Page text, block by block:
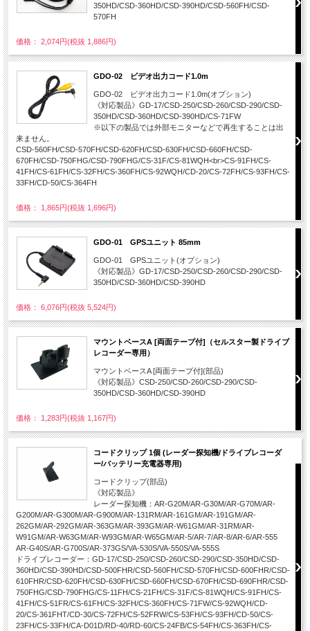
350HD/CSD-360HD/CSD-390HD/CSD-560FH/CSD-
570FH
価格： 2,074円(税抜 1,886円)
GDO-02 ビデオ出力コード1.0m
GDO-02 ビデオ出力コード1.0m(オプション)
《対応製品》GD-17/CSD-250/CSD-260/CSD-290/CSD-
350HD/CSD-360HD/CSD-390HD/CS-71FW
※以下の製品では外部モニターなどで再生することは出
来ません。
CSD-560FH/CSD-570FH/CSD-620FH/CSD-630FH/CSD-660FH/CSD-
670FH/CSD-750FHG/CSD-790FHG/CS-31F/CS-81WQH<br>CS-91FH/CS-
41FH/CS-61FH/CS-32FH/CS-360FH/CS-92WQH/CD-20/CS-72FH/CS-93FH/CS-
33FH/CD-50/CS-364FH
価格： 1,865円(税抜 1,696円)
GDO-01 GPSユニット 85mm
GDO-01 GPSユニット(オプション)
《対応製品》GD-17/CSD-250/CSD-260/CSD-290/CSD-
350HD/CSD-360HD/CSD-390HD
価格： 6,076円(税抜 5,524円)
マウントベースA [両面テープ付]（セルスター製ドライブ
レコーダー専用）
マウントベースA [両面テープ付](部品)
《対応製品》CSD-250/CSD-260/CSD-290/CSD-
350HD/CSD-360HD/CSD-390HD
価格： 1,283円(税抜 1,167円)
コードクリップ 1個 (レーダー探知機/ドライブレコーダ
ー/バッテリー充電器専用)
コードクリップ(部品)
《対応製品》
レーダー探知機：AR-G20M/AR-G30M/AR-G70M/AR-
G200M/AR-G300M/AR-G900M/AR-131RM/AR-161GM/AR-191GM/AR-
262GM/AR-292GM/AR-363GM/AR-393GM/AR-W61GM/AR-31RM/AR-
W91GM/AR-W63GM/AR-W93GM/AR-W65GM/AR-5/AR-7/AR-8/AR-6/AR-555
AR-G40S/AR-G700S/AR-373GS/VA-530S/VA-550S/VA-555S
ドライブレコーダー：GD-17/CSD-250/CSD-260/CSD-290/CSD-350HD/CSD-
360HD/CSD-390HD/CSD-500FHR/CSD-560FH/CSD-570FH/CSD-600FHR/CSD-
610FHR/CSD-620FH/CSD-630FH/CSD-660FH/CSD-670FH/CSD-690FHR/CSD-
750FHG/CSD-790FHG/CS-11FH/CS-21FH/CS-31F/CS-81WQH/CS-91FH/CS-
41FH/CS-51FR/CS-61FH/CS-32FH/CS-360FH/CS-71FW/CS-92WQH/CD-
20/CS-361FHT/CD-30/CS-72FH/CS-52FRW/CS-53FH/CS-93FH/CD-50/CS-
23FH/CS-33FH/CA-D01D/RD-40/RD-60/CS-24FB/CS-54FH/CS-363FH/CS-